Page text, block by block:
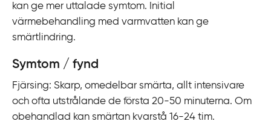
kan ge mer uttalade symtom. Initial
värmebehandling med varmvatten kan ge
smärtlindring.
Symtom / fynd
Fjärsing: Skarp, omedelbar smärta, allt intensivare
och ofta utstrålande de första 20-50 minuterna. Om
obehandlad kan smärtan kvarstå 16-24 tim.